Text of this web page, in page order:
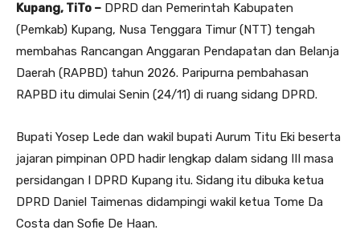
Kupang, TiTo – DPRD dan Pemerintah Kabupaten
(Pemkab) Kupang, Nusa Tenggara Timur (NTT) tengah
membahas Rancangan Anggaran Pendapatan dan Belanja
Daerah (RAPBD) tahun 2026. Paripurna pembahasan
RAPBD itu dimulai Senin (24/11) di ruang sidang DPRD.
Bupati Yosep Lede dan wakil bupati Aurum Titu Eki beserta
jajaran pimpinan OPD hadir lengkap dalam sidang III masa
persidangan I DPRD Kupang itu. Sidang itu dibuka ketua
DPRD Daniel Taimenas didampingi wakil ketua Tome Da
Costa dan Sofie De Haan.